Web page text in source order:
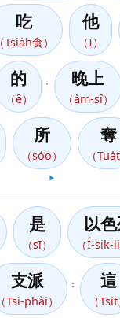
吃
（Tsia̍h食）
他
（I）
的
（ê）
晚上
（àm-sî）
所
（sóo）
奪
（Tua̍t
▶️
是
（sī）
以
（Í-sik-
支派
（Tsi-phài）
； 這
（Tsit